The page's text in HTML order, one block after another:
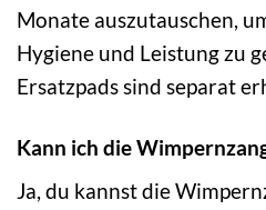
Monate auszutauschen,
Hygiene und Leistung zu
Ersatzpads sind separat
Kann ich die
Ja, du kannst die